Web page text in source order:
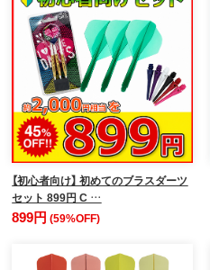
【初心者向け】 初めてのブラスダーツ
セット 899円 C …
899円(59%OFF)